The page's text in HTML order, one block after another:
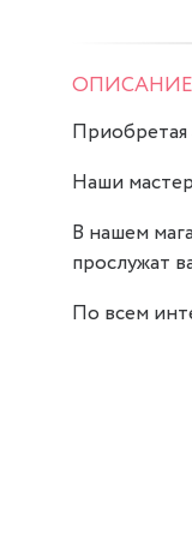
ОПИСАНИЕ
Приобретая
Наши
В нашем
прослужат
По всем